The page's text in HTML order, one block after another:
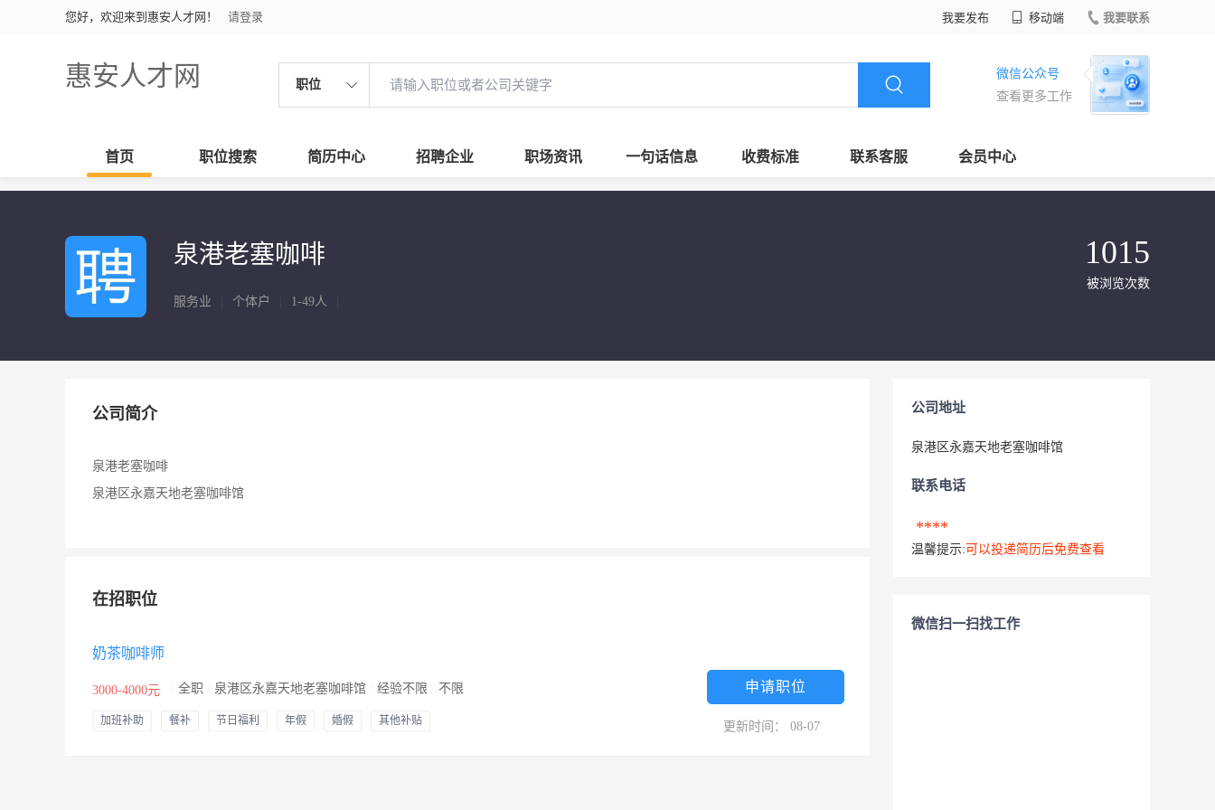
您好，欢迎来到惠安人才网！ 请登录 我要发布 移动端 我要联系
惠安人才网 职位
微信公众号
查看更多工作
首页 职位搜索 简历中心 招聘企业 职场资讯 一句话信息 收费标准 联系客服 会员中心
泉港老塞咖啡
服务业 个体户 1-49人
1015
被浏览次数
公司简介
泉港老塞咖啡
泉港区永嘉天地老塞咖啡馆
在招职位
奶茶咖啡师
3000-4000元 全职 泉港区永嘉天地老塞咖啡馆 经验不限 不限
加班补助 餐补 节日福利 年假 婚假 其他补贴
申请职位
更新时间： 08-07
公司地址
泉港区永嘉天地老塞咖啡馆
联系电话
****
温馨提示: 可以投递简历后免费查看
微信扫一扫找工作